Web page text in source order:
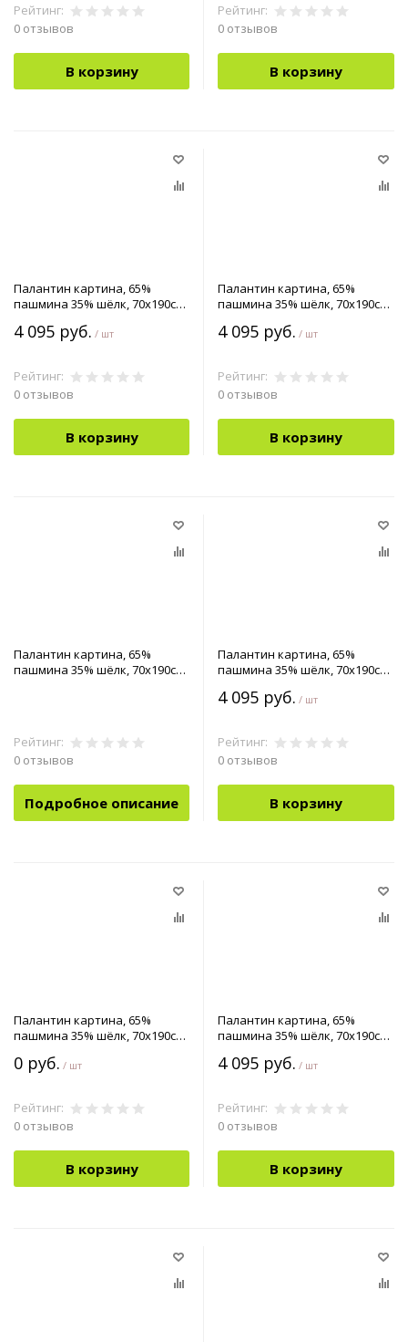
Рейтинг:
0 отзывов
В корзину
Рейтинг:
0 отзывов
В корзину
Палантин картина, 65%
пашмина 35% шёлк, 70x190см
4 095 руб. / шт
Рейтинг:
0 отзывов
В корзину
Палантин картина, 65%
пашмина 35% шёлк, 70x190см
4 095 руб. / шт
Рейтинг:
0 отзывов
В корзину
Палантин картина, 65%
пашмина 35% шёлк, 70x190см
Рейтинг:
0 отзывов
Подробное описание
Палантин картина, 65%
пашмина 35% шёлк, 70x190см
4 095 руб. / шт
Рейтинг:
0 отзывов
В корзину
Палантин картина, 65%
пашмина 35% шёлк, 70x190см
0 руб. / шт
Рейтинг:
0 отзывов
В корзину
Палантин картина, 65%
пашмина 35% шёлк, 70x190см
4 095 руб. / шт
Рейтинг:
0 отзывов
В корзину